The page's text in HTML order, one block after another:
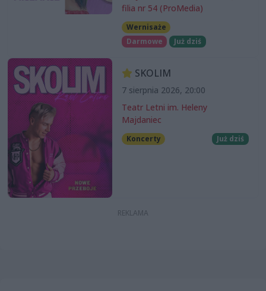
filia nr 54 (ProMedia)
Wernisaże
Darmowe
Już dziś
SKOLIM
7 sierpnia 2026, 20:00
Teatr Letni im. Heleny
Majdaniec
Koncerty Już dziś